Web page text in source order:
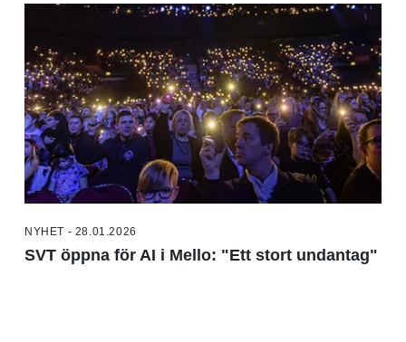
NYHET - 28.01.2026
SVT öppna för AI i Mello: "Ett stort undantag"